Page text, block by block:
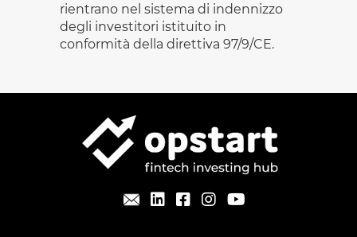
rientrano nel sistema di indennizzo
degli investitori istituito in
conformità della direttiva 97/9/CE.